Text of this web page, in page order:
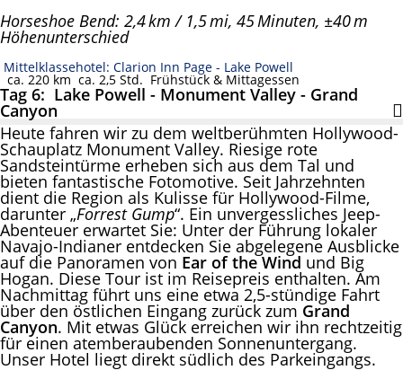
Horseshoe Bend: 2,4 km / 1,5 mi, 45 Minuten, ±40 m
Höhenunterschied
Mittelklassehotel: Clarion Inn Page - Lake Powell
ca. 220 km ca. 2,5 Std. Frühstück & Mittagessen
Tag 6: Lake Powell - Monument Valley - Grand
Canyon
Heute fahren wir zu dem weltberühmten Hollywood-
Schauplatz Monument Valley. Riesige rote
Sandsteintürme erheben sich aus dem Tal und
bieten fantastische Fotomotive. Seit Jahrzehnten
dient die Region als Kulisse für Hollywood-Filme,
darunter „Forrest Gump“. Ein unvergessliches Jeep-
Abenteuer erwartet Sie: Unter der Führung lokaler
Navajo-Indianer entdecken Sie abgelegene Ausblicke
auf die Panoramen von Ear of the Wind und Big
Hogan. Diese Tour ist im Reisepreis enthalten. Am
Nachmittag führt uns eine etwa 2,5-stündige Fahrt
über den östlichen Eingang zurück zum Grand
Canyon. Mit etwas Glück erreichen wir ihn rechtzeitig
für einen atemberaubenden Sonnenuntergang.
Unser Hotel liegt direkt südlich des Parkeingangs.